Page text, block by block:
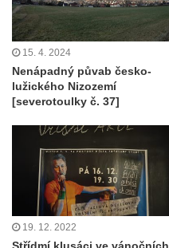
15. 4. 2024
Nenápadný půvab česko-
lužického Nizozemí
[severotoulky č. 37]
19. 12. 2022
Střídmí klusáci ve vánočních